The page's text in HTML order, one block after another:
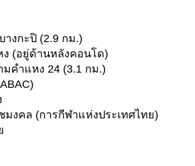
างกะปิ (2.9 กม.)
(อยู่ด้านหลังคอนโด)
คำแหง 24 (3.1 กม.)
งคล (การกีฬาแห่งประเทศไทย)